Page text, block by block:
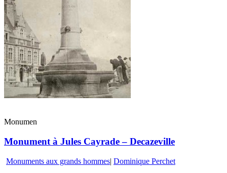
Monumen
Monument à Jules Cayrade – Decazeville
Monuments aux grands hommes| Dominique Perchet